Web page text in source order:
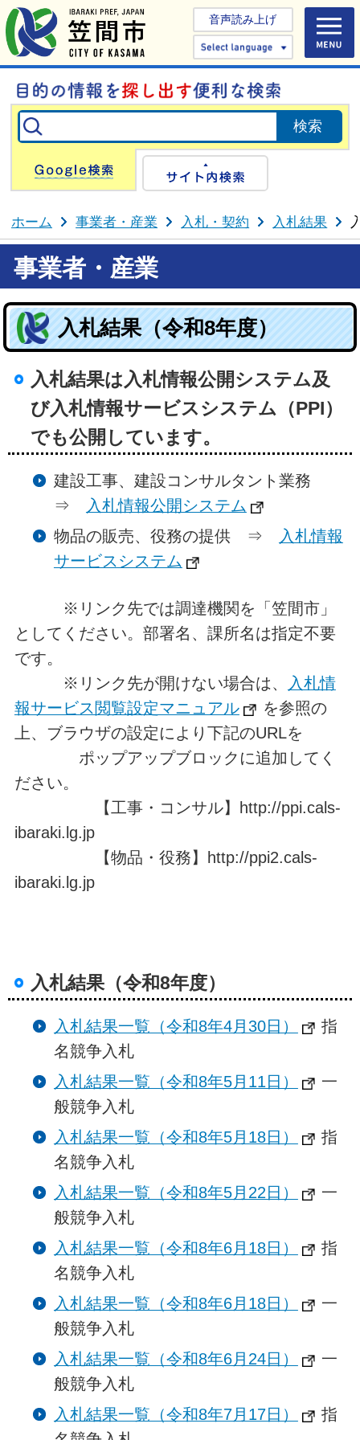
音声読み上げ
Select
Google検索
ホーム 事業者・産業 入札・契約 入札結果
事業者・産業
入札結果（令和8年度）
入札結果は入札情報公開システム及
び入札情報サービスシステム（PPI）
でも公開しています。
建設工事、建設コンサルタント業務
⇒
入札情報公開システム
物品の販売、役務の提供 ⇒
入札情報
サービスシステム
※リンク先では調達機関を「笠間市」
としてください。部署名、課所名は指定不要
です。
※リンク先が開けない場合は、
入札情
報サービス閲覧設定マニュアル
を参照の
上、ブラウザの設定により下記のURLを
ポップアップブロックに追加してく
ださい。
【工事・コンサル】http://ppi.cals-
ibaraki.lg.jp
【物品・役務】
http://ppi2.cals-
ibaraki.lg.jp
入札結果（令和8年度）
入札結果一覧（令和8年4月30日）
指
名競争入札
入札結果一覧（令和8年5月11日）
一
般競争入札
入札結果一覧（令和8年5月18日）
指
名競争入札
入札結果一覧（令和8年5月22日）
一
般競争入札
入札結果一覧（令和8年6月18日）
指
名競争入札
入札結果一覧（令和8年6月18日）
一
般競争入札
入札結果一覧（令和8年6月24日）
一
般競争入札
入札結果一覧（令和8年7月17日）
指